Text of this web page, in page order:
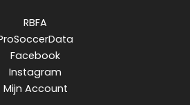
RBFA
Facebook
Instagram
Mijn Account